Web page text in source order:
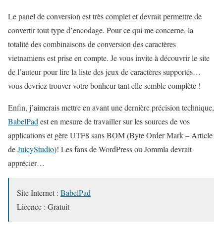
Le panel de conversion est très complet et devrait permettre de
convertir tout type d’encodage. Pour ce qui me concerne, la
totalité des combinaisons de conversion des caractères
vietnamiens est prise en compte. Je vous invite à découvrir le site
de l’auteur pour lire la liste des jeux de caractères supportés…
vous devriez trouver votre bonheur tant elle semble complète !
Enfin, j’aimerais mettre en avant une dernière précision technique,
BabelPad est en mesure de travailler sur les sources de vos
applications et gère UTF8 sans BOM (Byte Order Mark – Article
deJuicyStudio)! Les fans de WordPress ou Jommla devrait
apprécier…
Site Internet : BabelPad
Licence : Gratuit